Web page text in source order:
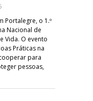
Portalegre, o 1.º
Nacional de
Vida. O evento
Práticas na
para
pessoas,